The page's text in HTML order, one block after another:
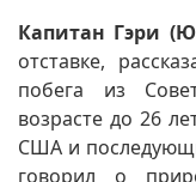
Капитан Гэри
отставке,
побега из
возрасте до 26
США и
говорил о